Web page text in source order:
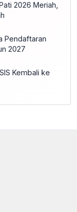
2026 Meriah,
Pendaftaran
2027
Kembali ke